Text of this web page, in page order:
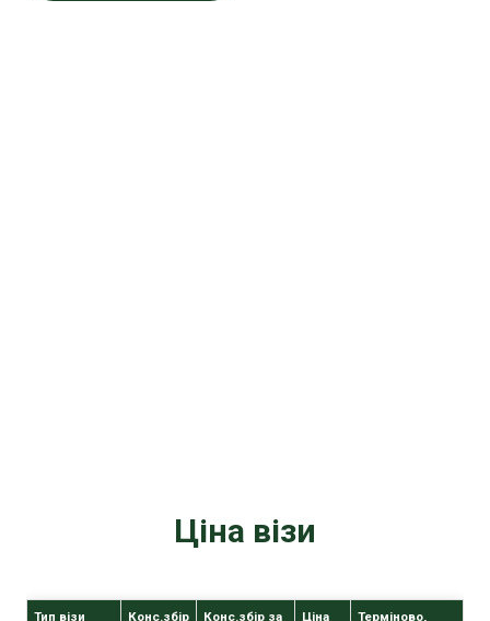
Ціна візи
Тип візи Конс.збір
Конс.збір за
Ціна
Терміново,